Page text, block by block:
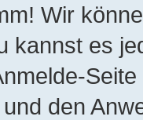
Wir
kannst es
den